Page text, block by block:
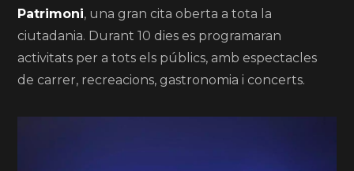
Patrimoni, una gran cita oberta a tota la
ciutadania. Durant 10 dies es programaran
activitats per a tots els públics, amb espectacles
de carrer, recreacions, gastronomia i concerts.